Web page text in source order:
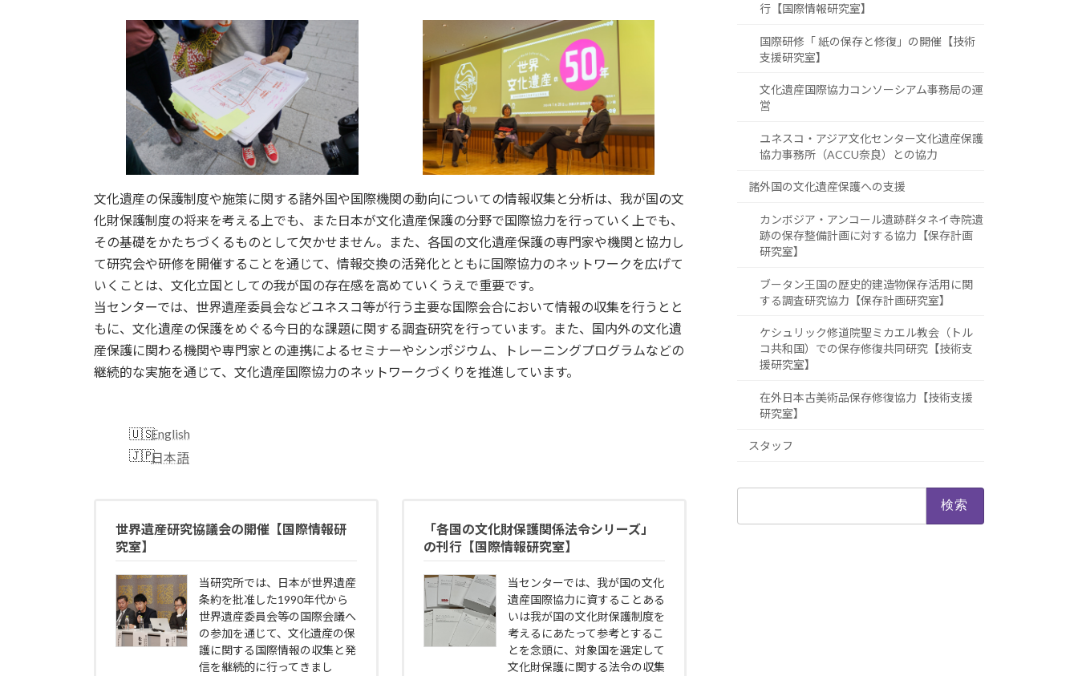
文化遺産の保護制度や施策に関する諸外国や国際機関の動向についての情報収集と分析は、我が国の文
化財保護制度の将来を考える上でも、また日本が文化遺産保護の分野で国際協力を行っていく上でも、
その基礎をかたちづくるものとして欠かせません。また、各国の文化遺産保護の専門家や機関と協力し
て研究会や研修を開催することを通じて、情報交換の活発化とともに国際協力のネットワークを広げて
いくことは、文化立国としての我が国の存在感を高めていくうえで重要です。
当センターでは、世界遺産委員会などユネスコ等が行う主要な国際会合において情報の収集を行うとと
もに、文化遺産の保護をめぐる今日的な課題に関する調査研究を行っています。また、国内外の文化遺
産保護に関わる機関や専門家との連携によるセミナーやシンポジウム、トレーニングプログラムなどの
継続的な実施を通じて、文化遺産国際協力のネットワークづくりを推進しています。
English
日本語
世界遺産研究協議会の開催【国際情報研
究室】
当研究所では、日本が世界遺産
条約を批准した1990年代から
世界遺産委員会等の国際会議へ
の参加を通じて、文化遺産の保
護に関する国際情報の収集と発
信を継続的に行ってきまし
「各国の文化財保護関係法令シリーズ」
の刊行【国際情報研究室】
当センターでは、我が国の文化
遺産国際協力に資することある
いは我が国の文化財保護制度を
考えるにあたって参考とするこ
とを念頭に、対象国を選定して
文化財保護に関する法令の収集
行【国際情報研究室】
国際研修「 紙の保存と修復」の開催【技術
支援研究室】
文化遺産国際協力コンソーシアム事務局の運
営
ユネスコ・アジア文化センター文化遺産保護
協力事務所（ACCU奈良）との協力
諸外国の文化遺産保護への支援
カンボジア・アンコール遺跡群タネイ寺院遺
跡の保存整備計画に対する協力【保存計画
研究室】
ブータン王国の歴史的建造物保存活用に関
する調査研究協力【保存計画研究室】
ケシュリック修道院聖ミカエル教会（トル
コ共和国）での保存修復共同研究【技術支
援研究室】
在外日本古美術品保存修復協力【技術支援
研究室】
スタッフ